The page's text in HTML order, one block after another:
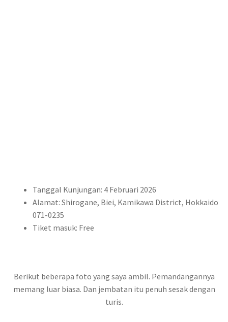
Tanggal Kunjungan: 4 Februari 2026
Alamat: Shirogane, Biei, Kamikawa District, Hokkaido
071-0235
Tiket masuk: Free
Berikut beberapa foto yang saya ambil. Pemandangannya
memang luar biasa. Dan jembatan itu penuh sesak dengan
turis.